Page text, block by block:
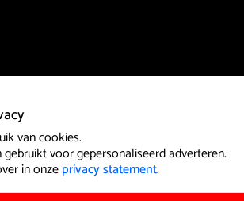
van cookies.
voor gepersonaliseerd adverteren.
in onzeprivacy statement.